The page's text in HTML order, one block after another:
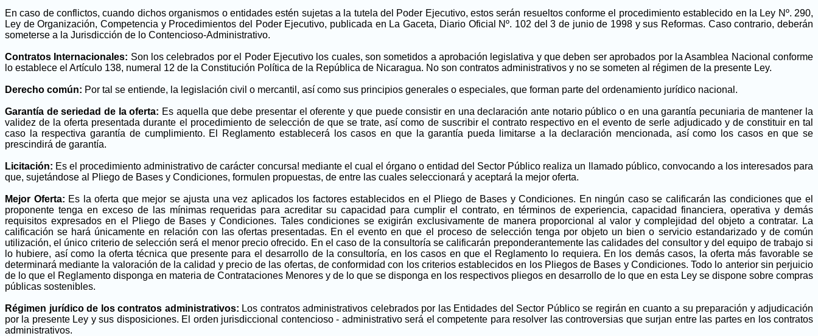
En caso de conflictos, cuando dichos organismos o entidades estén sujetas a la tutela del Poder Ejecutivo, estos serán resueltos conforme el procedimiento establecido en la Ley Nº. 290,
Ley de Organización, Competencia y Procedimientos del Poder Ejecutivo, publicada en La Gaceta, Diario Oficial Nº. 102 del 3 de junio de 1998 y sus Reformas. Caso contrario, deberán
someterse a la Jurisdicción de lo Contencioso-Administrativo.
Contratos Internacionales: Son los celebrados por el Poder Ejecutivo los cuales, son sometidos a aprobación legislativa y que deben ser aprobados por la Asamblea Nacional conforme
lo establece el Artículo 138, numeral 12 de la Constitución Política de la República de Nicaragua. No son contratos administrativos y no se someten al régimen de la presente Ley.
Derecho común: Por tal se entiende, la legislación civil o mercantil, así como sus principios generales o especiales, que forman parte del ordenamiento jurídico nacional.
Garantía de seriedad de la oferta: Es aquella que debe presentar el oferente y que puede consistir en una declaración ante notario público o en una garantía pecuniaria de mantener la
validez de la oferta presentada durante el procedimiento de selección de que se trate, así como de suscribir el contrato respectivo en el evento de serle adjudicado y de constituir en tal
caso la respectiva garantía de cumplimiento. El Reglamento establecerá los casos en que la garantía pueda limitarse a la declaración mencionada, así como los casos en que se
prescindirá de garantía.
Licitación: Es el procedimiento administrativo de carácter concursa! mediante el cual el órgano o entidad del Sector Público realiza un llamado público, convocando a los interesados para
que, sujetándose al Pliego de Bases y Condiciones, formulen propuestas, de entre las cuales seleccionará y aceptará la mejor oferta.
Mejor Oferta: Es la oferta que mejor se ajusta una vez aplicados los factores establecidos en el Pliego de Bases y Condiciones. En ningún caso se calificarán las condiciones que el
proponente tenga en exceso de las mínimas requeridas para acreditar su capacidad para cumplir el contrato, en términos de experiencia, capacidad financiera, operativa y demás
requisitos expresados en el Pliego de Bases y Condiciones. Tales condiciones se exigirán exclusivamente de manera proporcional al valor y complejidad del objeto a contratar. La
calificación se hará únicamente en relación con las ofertas presentadas. En el evento en que el proceso de selección tenga por objeto un bien o servicio estandarizado y de común
utilización, el único criterio de selección será el menor precio ofrecido. En el caso de la consultoría se calificarán preponderantemente las calidades del consultor y del equipo de trabajo si
lo hubiere, así como la oferta técnica que presente para el desarrollo de la consultoría, en los casos en que el Reglamento lo requiera. En los demás casos, la oferta más favorable se
determinará mediante la valoración de la calidad y precio de las ofertas, de conformidad con los criterios establecidos en los Pliegos de Bases y Condiciones. Todo lo anterior sin perjuicio
de lo que el Reglamento disponga en materia de Contrataciones Menores y de lo que se disponga en los respectivos pliegos en desarrollo de lo que en esta Ley se dispone sobre compras
públicas sostenibles.
Régimen jurídico de los contratos administrativos: Los contratos administrativos celebrados por las Entidades del Sector Público se regirán en cuanto a su preparación y adjudicación
por la presente Ley y sus disposiciones. El orden jurisdiccional contencioso - administrativo será el competente para resolver las controversias que surjan entre las partes en los contratos
administrativos.